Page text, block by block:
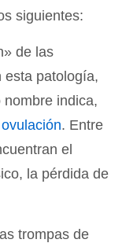
siguientes:
de las
esta patología,
indica,
ovulación. Entre
el
la pérdida de
trompas de